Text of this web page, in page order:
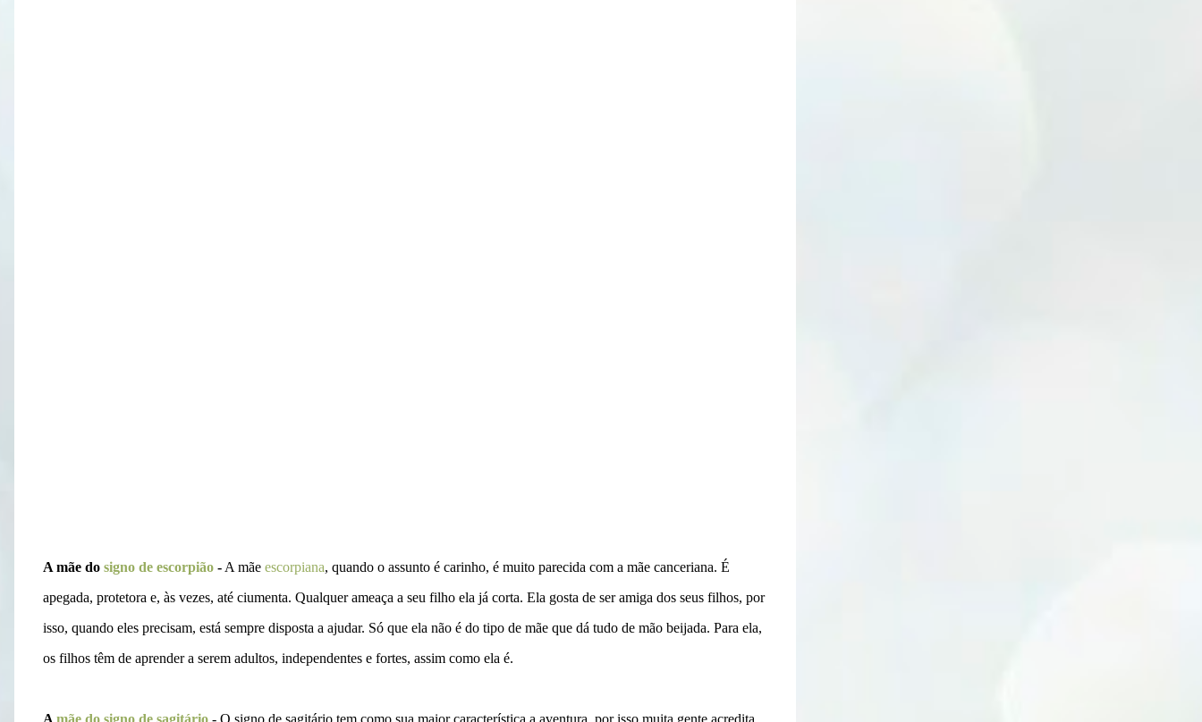
A mãe do signo de escorpião - A mãe escorpiana, quando o assunto é carinho, é muito parecida com a mãe canceriana. É
apegada, protetora e, às vezes, até ciumenta. Qualquer ameaça a seu filho ela já corta. Ela gosta de ser amiga dos seus filhos, por
isso, quando eles precisam, está sempre disposta a ajudar. Só que ela não é do tipo de mãe que dá tudo de mão beijada. Para ela,
os filhos têm de aprender a serem adultos, independentes e fortes, assim como ela é.
A mãe do signo de sagitário - O signo de sagitário tem como sua maior característica a aventura, por isso muita gente acredita